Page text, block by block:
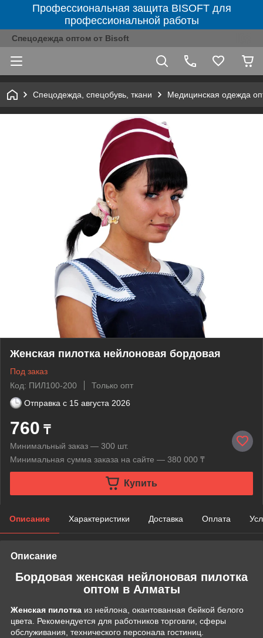
Профессиональная защита BISOFT для
профессиональной работы
Спецодежда оптом от Bisoft
Спецодежда, спецобувь, ткани Медицинская одежда
Женская пилотка нейлоновая бордовая
Под заказ
Код: ПИЛ100-200
Только опт
Отправка с 15 августа 2026
760 ₸
Минимальный заказ — 300 шт.
Минимальная сумма заказа на сайте — 380 000 ₸
Купить
Описание Характеристики Доставка Оплата
Описание
Бордовая женская нейлоновая пилотка
оптом в Алматы
Женская пилотка из нейлона, окантованная бейкой белого
цвета. Рекомендуется для работников торговли, сферы
обслуживания, технического персонала гостиниц.